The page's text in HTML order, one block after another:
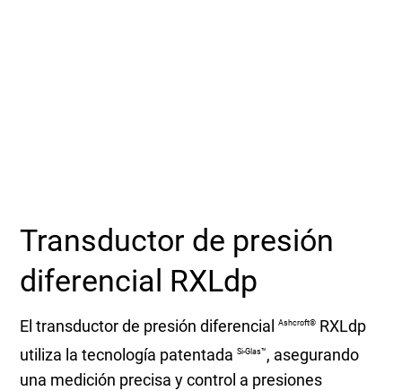
Solicitar cotización
Transductor de presión
diferencial RXLdp
El transductor de presión diferencialAshcroft® RXLdp
utiliza la tecnología patentadaSi-Glas™ , asegurando
una medición precisa y control a presiones